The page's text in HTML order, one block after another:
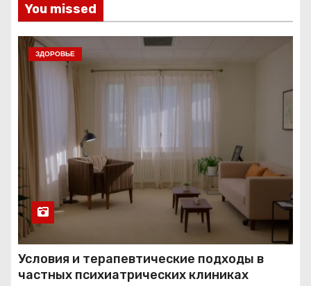
You missed
ЗДОРОВЬЕ
Условия и терапевтические подходы в
частных психиатрических клиниках